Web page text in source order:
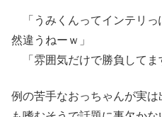
「うみくんってインテリっ
然違うねーｗ」
「雰囲気だけで勝負してま
例の苦手なおっちゃんが実